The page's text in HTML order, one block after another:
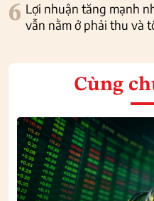
6 Lợi nhuận tăng mạnh
vẫn nằm ở phải thu và
Cùng